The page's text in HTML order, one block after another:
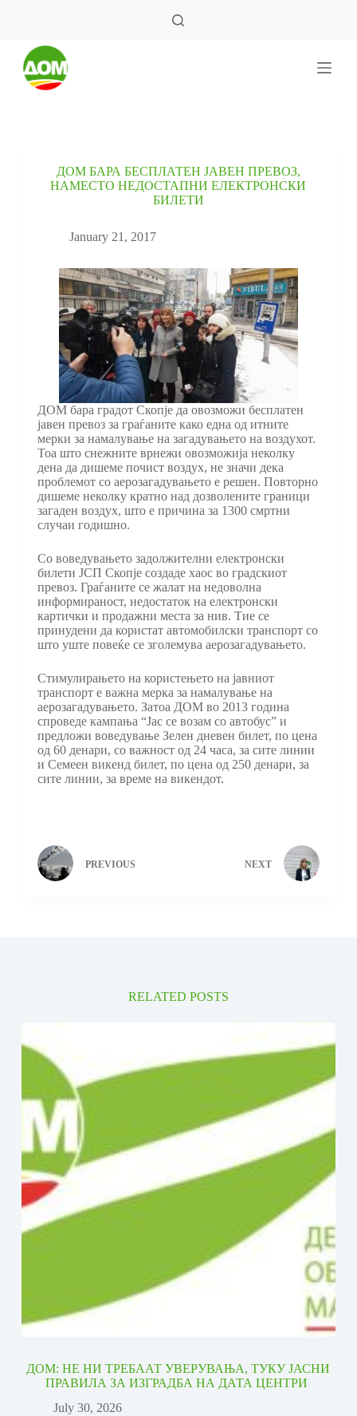
ДОМ БАРА БЕСПЛАТЕН ЈАВЕН ПРЕВОЗ,
НАМЕСТО НЕДОСТАПНИ ЕЛЕКТРОНСКИ
БИЛЕТИ
January 21, 2017
ДОМ бара градот Скопје да овозможи бесплатен
јавен превоз за граѓаните како една од итните
мерки за намалување на загадувањето на воздухот.
Тоа што снежните врнежи овозможија неколку
дена да дишеме почист воздух, не значи дека
проблемот со аерозагадувањето е решен. Повторно
дишеме неколку кратно над дозволените граници
загаден воздух, што е причина за 1300 смртни
случаи годишно.
Со воведувањето задолжителни електронски
билети ЈСП Скопје создаде хаос во градскиот
превоз. Граѓаните се жалат на недоволна
информираност, недостаток на електронски
картички и продажни места за нив. Тие се
принудени да користат автомобилски транспорт со
што уште повеќе се зголемува аерозагадувањето.
Стимулирањето на користењето на јавниот
транспорт е важна мерка за намалување на
аерозагадувањето. Затоа ДОМ во 2013 година
спроведе кампања “Јас се возам со автобус” и
предложи воведување Зелен дневен билет, по цена
од 60 денари, со важност од 24 часа, за сите линии
и Семеен викенд билет, по цена од 250 денари, за
сите линии, за време на викендот.
PREVIOUS NEXT
RELATED POSTS
ДОМ: НЕ НИ ТРЕБААТ УВЕРУВАЊА, ТУКУ ЈАСНИ
ПРАВИЛА ЗА ИЗГРАДБА НА ДАТА ЦЕНТРИ
July 30, 2026